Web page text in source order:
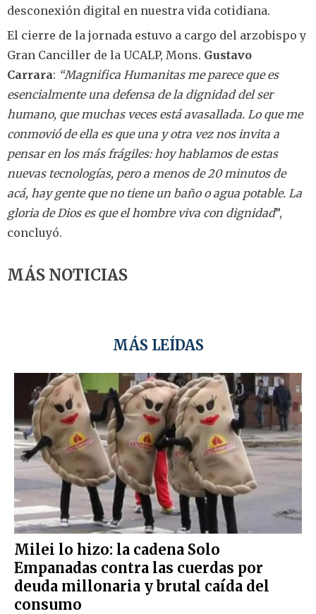
desconexión digital en nuestra vida cotidiana.
El cierre de la jornada estuvo a cargo del arzobispo y
Gran Canciller de la UCALP, Mons. Gustavo
Carrara: “Magnifica Humanitasme parece que es
esencialmente una defensa de la dignidad del ser
humano, que muchas veces está avasallada. Lo que me
conmovió de ella es que una y otra vez nos invita a
pensar en los más frágiles: hoy hablamos de estas
nuevas tecnologías, pero a menos de 20 minutos de
acá, hay gente que no tiene un baño o agua potable. La
gloria de Dios es que el hombre viva con dignidad”,
concluyó.
MÁS NOTICIAS
MÁS LEÍDAS
Milei lo hizo: la cadena Solo
Empanadas contra las cuerdas por
deuda millonaria y brutal caída del
consumo